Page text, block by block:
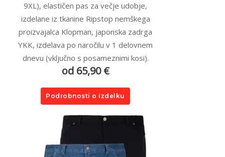
9XL), elastičen pas za večje udobje,
izdelane iz tkanine Ripstop nemškega
proizvajalca Klopman, japonska zadrga
YKK, izdelava po naročilu v 1 delovnem
dnevu (vključno s posameznimi kosi).
od 65,90 €
Podrobnosti o izdelku